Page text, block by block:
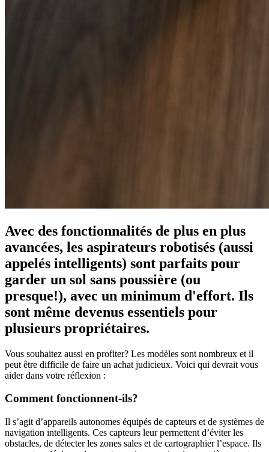
Avec des fonctionnalités de plus en plus
avancées, les aspirateurs robotisés (aussi
appelés intelligents) sont parfaits pour
garder un sol sans poussière (ou
presque!), avec un minimum d'effort. Ils
sont même devenus essentiels pour
plusieurs propriétaires.
Vous souhaitez aussi en profiter? Les modèles sont nombreux et il
peut être difficile de faire un achat judicieux. Voici qui devrait vous
aider dans votre réflexion :
Comment fonctionnent-ils?
Il s’agit d’appareils autonomes équipés de capteurs et de systèmes de
navigation intelligents. Ces capteurs leur permettent d’éviter les
obstacles, de détecter les zones sales et de cartographier l’espace. Ils